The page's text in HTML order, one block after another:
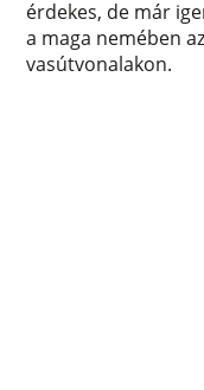
érdekes, de már
a maga nemében
vasútvonalakon.